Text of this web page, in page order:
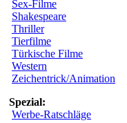
Sex-Filme
Shakespeare
Thriller
Tierfilme
Türkische Filme
Western
Zeichentrick/Animation
Spezial:
Werbe-Ratschläge